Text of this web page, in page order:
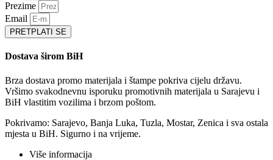
Prezime
Email
PRETPLATI SE
Dostava širom BiH
Brza dostava promo materijala i štampe pokriva cijelu državu.
Vršimo svakodnevnu isporuku promotivnih materijala u Sarajevu i
BiH vlastitim vozilima i brzom poštom.
Pokrivamo: Sarajevo, Banja Luka, Tuzla, Mostar, Zenica i sva ostala
mjesta u BiH. Sigurno i na vrijeme.
Više informacija